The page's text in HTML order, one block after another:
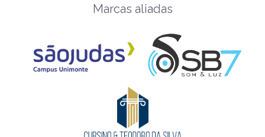
Marcas aliadas